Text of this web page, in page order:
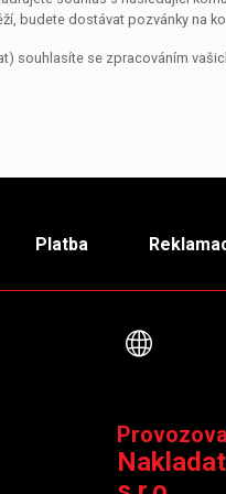
budete dostávat pozvánky na
souhlasíte se zpracováním
Platba